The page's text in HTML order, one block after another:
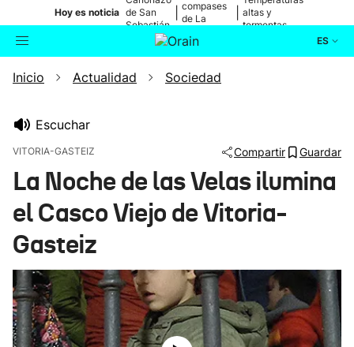
Hoy es noticia de San
Sebastián
compases
de La
altas y
tormentas
ES
Buscador Actualidad
Ikusmiran
Inicio Actualidad Sociedad
Escuchar
VITORIA-GASTEIZ Compartir Guardar
La Noche de las Velas ilumina
el Casco Viejo de Vitoria-
Gasteiz